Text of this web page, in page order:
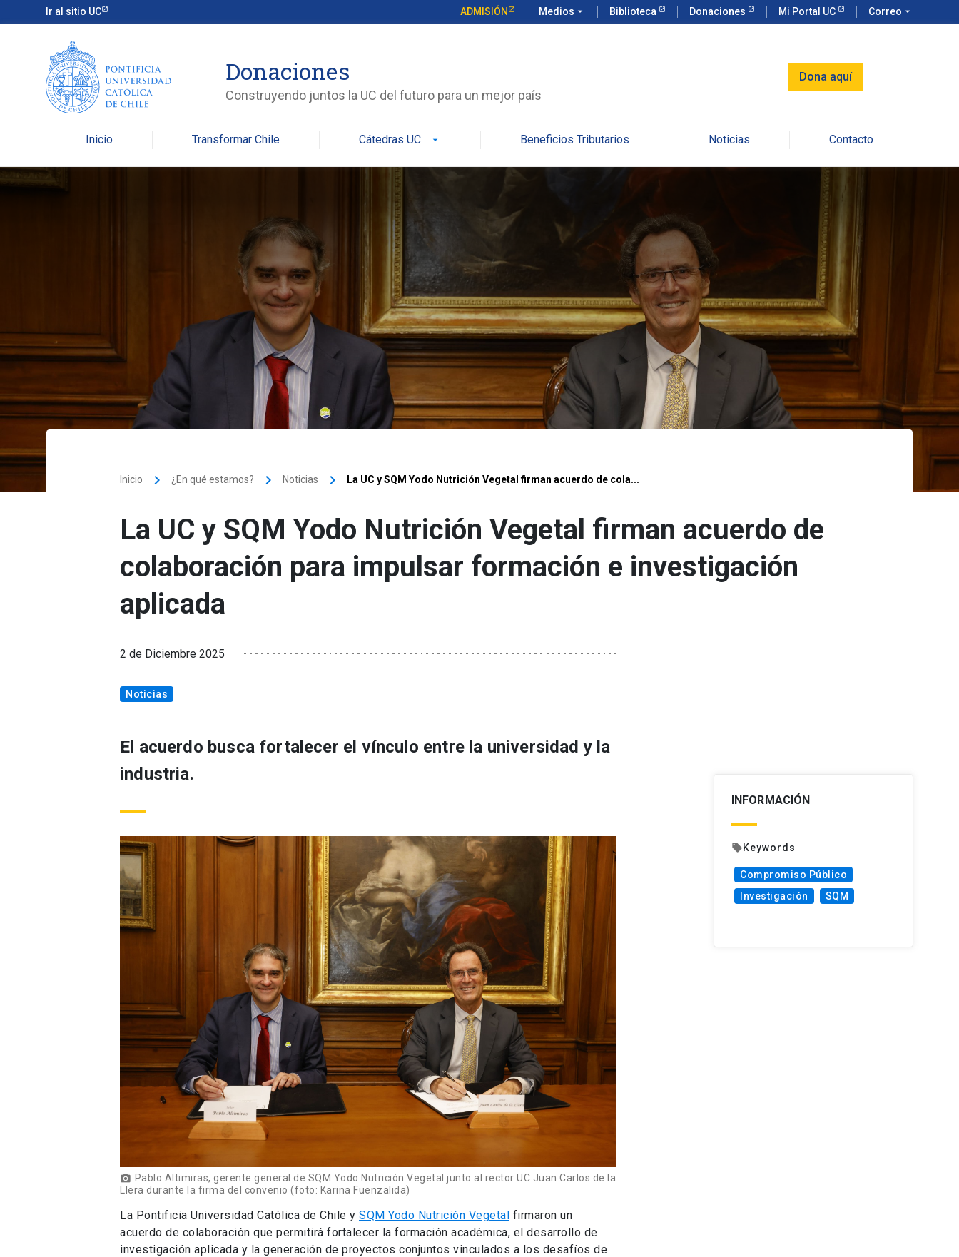
Ir al sitio UC ADMISIÓN Medios arrow_drop_down Biblioteca Donaciones Mi Portal UC Correo arrow_drop_down
Donaciones
Construyendo juntos la UC del futuro para un mejor país
Dona aquí
Inicio Transformar Chile Cátedras UC arrow_drop_down Beneficios Tributarios Noticias Contacto
Inicio keyboard_arrow_right ¿En qué estamos? keyboard_arrow_right Noticias keyboard_arrow_right La UC y SQM Yodo Nutrición Vegetal firman acuerdo de cola...
La UC y SQM Yodo Nutrición Vegetal firman acuerdo de
colaboración para impulsar formación e investigación
aplicada
2 de Diciembre 2025
Noticias
El acuerdo busca fortalecer el vínculo entre la universidad y la
industria.
Pablo Altimiras, gerente general de SQM Yodo Nutrición Vegetal junto al rector UC Juan Carlos de la
Llera durante la firma del convenio (foto: Karina Fuenzalida)
La Pontificia Universidad Católica de Chile y SQM Yodo Nutrición Vegetal firmaron un
acuerdo de colaboración que permitirá fortalecer la formación académica, el desarrollo de
investigación aplicada y la generación de proyectos conjuntos vinculados a los desafíos de
INFORMACIÓN
local_offerKeywords
Compromiso Público
Investigación
SQM